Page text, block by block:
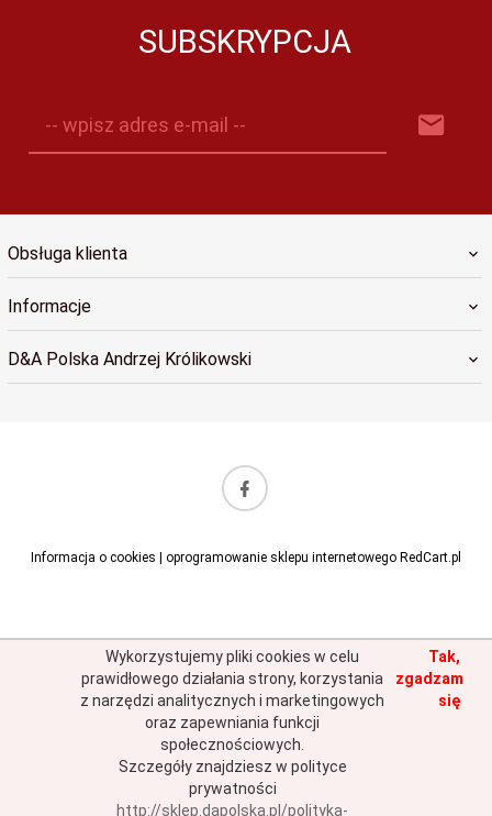
SUBSKRYPCJA
-- wpisz adres e-mail --
Obsługa klienta
Informacje
D&A Polska Andrzej Królikowski
Informacja o cookies | oprogramowanie sklepu internetowego RedCart.pl
Wykorzystujemy pliki cookies w celu
prawidłowego działania strony, korzystania
z narzędzi analitycznych i marketingowych
oraz zapewniania funkcji
społecznościowych.
Szczegóły znajdziesz w polityce
prywatności
http://sklep.dapolska.pl/polityka-
Tak,
zgadzam
się